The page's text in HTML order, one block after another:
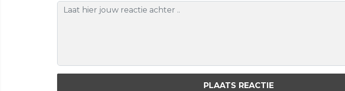
PLAATS REACTIE